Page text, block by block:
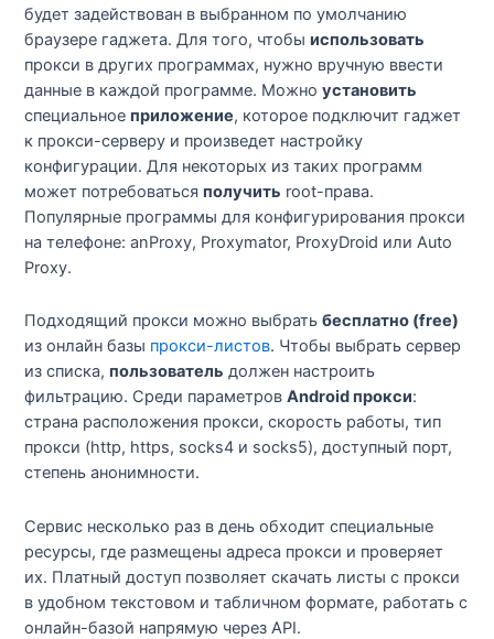
будет задействован в выбранном по умолчанию
браузере гаджета. Для того, чтобыиспользовать
прокси в других программах, нужно вручную ввести
данные в каждой программе. Можноустановить
специальноеприложение, которое подключит гаджет
к прокси-серверу и произведет настройку
конфигурации. Для некоторых из таких программ
может потребоватьсяполучить root-права.
Популярные программы для конфигурирования прокси
на телефоне: anProxy, Proxymator, ProxyDroid или Auto
Proxy.
Подходящий прокси можно выбратьбесплатно (free)
из онлайн базы прокси-листов. Чтобы выбрать сервер
из списка,пользователь должен настроить
фильтрацию. Среди параметровAndroid прокси:
страна расположения прокси, скорость работы, тип
прокси (http, https, socks4 и socks5), доступный порт,
степень анонимности.
Сервис несколько раз в день обходит специальные
ресурсы, где размещены адреса прокси и проверяет
их. Платный доступ позволяет скачать листы с прокси
в удобном текстовом и табличном формате, работать с
онлайн-базой напрямую через API.